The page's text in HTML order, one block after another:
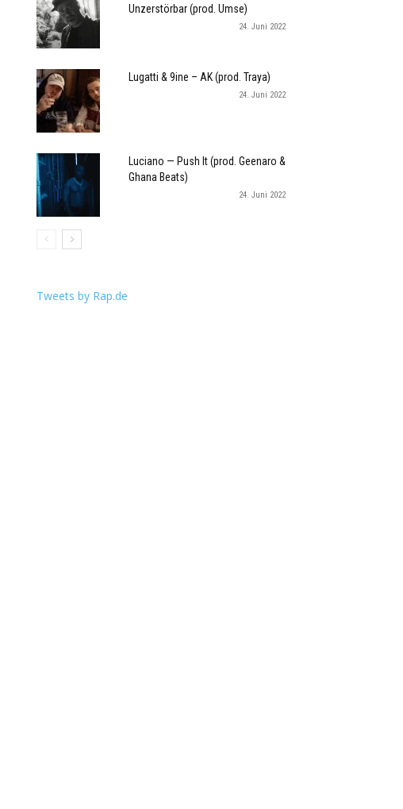
Unzerstörbar (prod. Umse)
24. Juni 2022
Lugatti & 9ine – AK (prod. Traya)
24. Juni 2022
Luciano — Push It (prod. Geenaro &
Ghana Beats)
24. Juni 2022
Tweets by Rap.de